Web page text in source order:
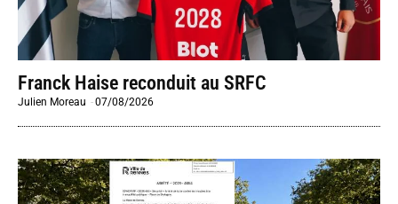
Franck Haise reconduit au SRFC
Julien Moreau -07/08/2026